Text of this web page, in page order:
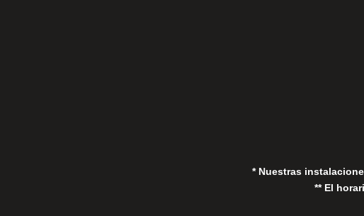
* Nuestras
** El